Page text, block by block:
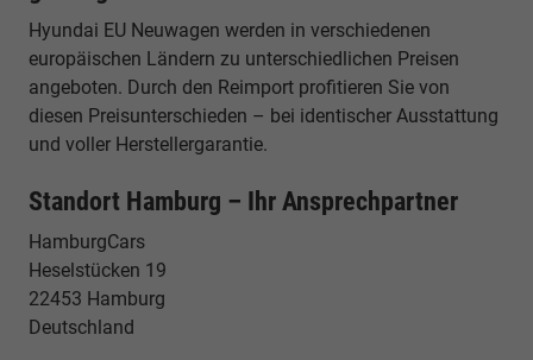
Hyundai EU Neuwagen werden in verschiedenen
europäischen Ländern zu unterschiedlichen Preisen
angeboten. Durch den Reimport profitieren Sie von
diesen Preisunterschieden – bei identischer Ausstattung
und voller Herstellergarantie.
Standort Hamburg – Ihr Ansprechpartner
HamburgCars
Heselstücken 19
22453 Hamburg
Deutschland